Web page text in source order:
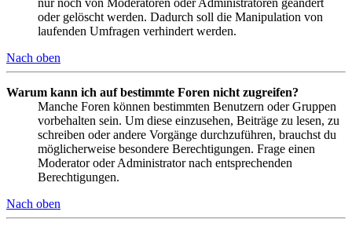
oder gelöscht werden. Dadurch soll die Manipulation von
laufenden Umfragen verhindert werden.
Nach oben
Warum kann ich auf bestimmte Foren nicht zugreifen?
Manche Foren können bestimmten Benutzern oder Gruppen
vorbehalten sein. Um diese einzusehen, Beiträge zu lesen, zu
schreiben oder andere Vorgänge durchzuführen, brauchst du
möglicherweise besondere Berechtigungen. Frage einen
Moderator oder Administrator nach entsprechenden
Berechtigungen.
Nach oben